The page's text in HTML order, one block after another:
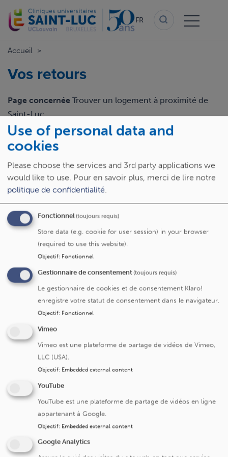
au
contenu
FR
Accueil
Vos retours
Page concernée Trouver un logement à proximité de
Saint-Luc
Email
Retour
Submit
Cliniques universitaires Saint-Luc
Avenue Hippocrate 10
1200 Bruxelles
+32 2 764 11 11
Fax. +32 2 764 37 03
N° d'entreprise: 0416.885.016
Use of personal data and
cookies
Please choose the services and 3rd party applications we
would like to use. Pour en savoir plus, merci de lire notre
politique de confidentialité.
Fonctionnel(toujours requis)
Store data (e.g. cookie for user session) in your browser
(required to use this website).
Objectif: Fonctionnel
Gestionnaire de consentement(toujours requis)
Le gestionnaire de cookies et de consentement Klaro!
enregistre votre statut de consentement dans le navigateur.
Objectif: Fonctionnel
Vimeo
Vimeo est une plateforme de partage de vidéos de Vimeo,
LLC (USA).
Objectif: Embedded external content
YouTube
YouTube est une plateforme de partage de vidéos en ligne
appartenant à Google.
Objectif: Embedded external content
Google Analytics